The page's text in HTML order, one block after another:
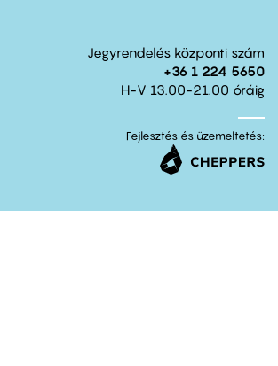
Jegyrendelés központi szám
+36 1 224 5650
H-V 13.00-21.00 óráig
Fejlesztés és üzemeltetés: